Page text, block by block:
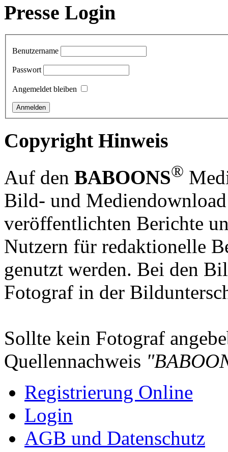
Presse Login
Benutzername
Passwort
Angemeldet bleiben
Copyright Hinweis
Auf den BABOONS®
Bild- und
veröffentlichten Berichte
Nutzern für redaktionelle
genutzt werden. Bei den
Fotograf in der
Sollte kein Fotograf
Quellennachweis
Registrierung Online
Login
AGB und Datenschutz